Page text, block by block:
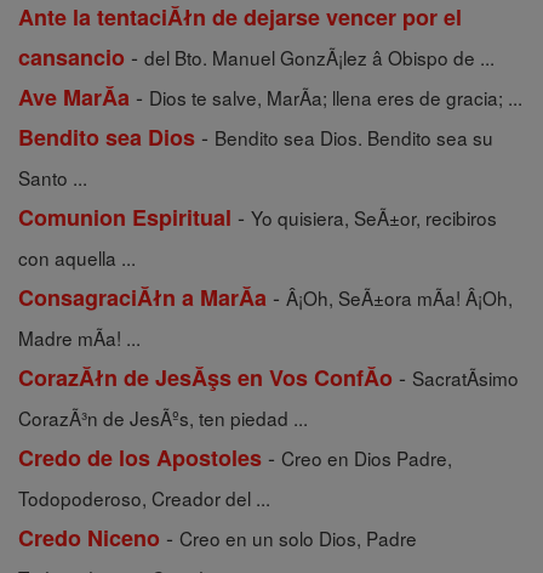
Ante la tentaciĂłn de dejarse vencer por el
cansancio - del Bto. Manuel GonzÃ¡lez â Obispo de ...
Ave MarĂ­a - Dios te salve, MarÃ­a; llena eres de gracia; ...
Bendito sea Dios - Bendito sea Dios. Bendito sea su
Santo ...
Comunion Espiritual - Yo quisiera, SeÃ±or, recibiros
con aquella ...
ConsagraciĂłn a MarĂ­a - Â¡Oh, SeÃ±ora mÃ­a! Â¡Oh,
Madre mÃ­a! ...
CorazĂłn de JesĂşs en Vos ConfĂ­o - SacratÃ­simo
CorazÃ³n de JesÃºs, ten piedad ...
Credo de los Apostoles - Creo en Dios Padre,
Todopoderoso, Creador del ...
Credo Niceno - Creo en un solo Dios, Padre